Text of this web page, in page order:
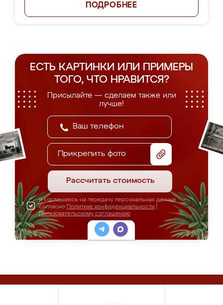
ПОДРОБНЕЕ
ЕСТЬ КАРТИНКИ ИЛИ ПРИМЕРЫ
ТОГО, ЧТО НРАВИТСЯ?
Присылайте — сделаем также или
лучше!
Прикрепить фото
Рассчитать стоимость
Я соглашаюсь на передачу персональных данных
согласно Политике конфиденциальности
Пользовательскому соглашению